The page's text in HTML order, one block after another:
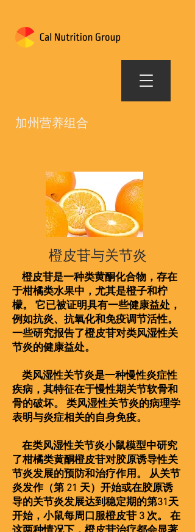
加州营养组合
橙皮苷与关节炎
橙皮苷是一种类黄酮化合物，存在
于柑橘类水果中，尤其是橙子和柠
檬。 它已被证明具有一些健康益处，
例如抗炎、抗氧化和免疫调节活性。
一些研究报告了橙皮苷对类风湿性关
节炎的健康益处。
类风湿性关节炎是一种慢性炎症性
疾病，其特征在于慢性期关节软骨和
骨的破坏。 类风湿性关节炎的病理学
表明与炎症相关的自身免疫。
在类风湿性关节炎小鼠模型中研究
了柑橘类黄酮橙皮苷对胶原诱导性关
节炎发展的预防和治疗作用。 从关节
炎发作（第 21 天）开始或在胶原诱
导的关节炎发展达到稳定期的第31天
开始，小鼠每周口服橙皮苷 3 次。 在